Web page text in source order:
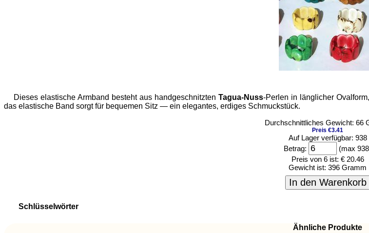
Dieses elastische Armband besteht aus handgeschnitzten Tagua-Nuss-Perlen in länglicher
das elastische Band sorgt für bequemen Sitz — ein elegantes, erdiges Schmuckstück.
Durchschnittliches Gewicht: 66
Preis €3.41
Auf Lager verfügbar: 938
Betrag:
(max
Preis von 6 ist: € 20.46
Gewicht ist: 396 Gramm
In den Warenkorb
Schlüsselwörter
Ähnliche Produkte